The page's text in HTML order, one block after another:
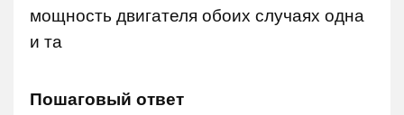
мощность двигателя обоих случаях одна
и та
Пошаговый ответ